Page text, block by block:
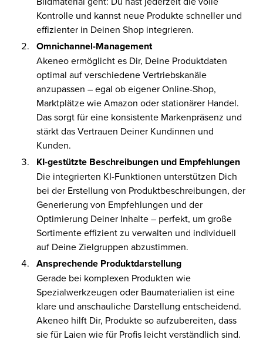
Kontrolle und kannst neue Produkte schneller und
effizienter in Deinen Shop integrieren.
Omnichannel-Management
Akeneo ermöglicht es Dir, Deine Produktdaten
optimal auf verschiedene Vertriebskanäle
anzupassen – egal ob eigener Online-Shop,
Marktplätze wie Amazon oder stationärer Handel.
Das sorgt für eine konsistente Markenpräsenz und
stärkt das Vertrauen Deiner Kundinnen und
Kunden.
KI-gestützte Beschreibungen und Empfehlungen
Die integrierten KI-Funktionen unterstützen Dich
bei der Erstellung von Produktbeschreibungen, der
Generierung von Empfehlungen und der
Optimierung Deiner Inhalte – perfekt, um große
Sortimente effizient zu verwalten und individuell
auf Deine Zielgruppen abzustimmen.
Ansprechende Produktdarstellung
Gerade bei komplexen Produkten wie
Spezialwerkzeugen oder Baumaterialien ist eine
klare und anschauliche Darstellung entscheidend.
Akeneo hilft Dir, Produkte so aufzubereiten, dass
sie für Laien wie für Profis leicht verständlich sind.